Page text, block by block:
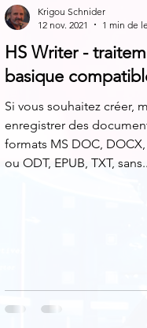
HS Writer -
basique
Si vous souhaitez créer,
enregistrer des
formats MS DOC, DOCX,
ou ODT, EPUB, TXT,
Krigou Schnider
12 nov. 2021
1 min de